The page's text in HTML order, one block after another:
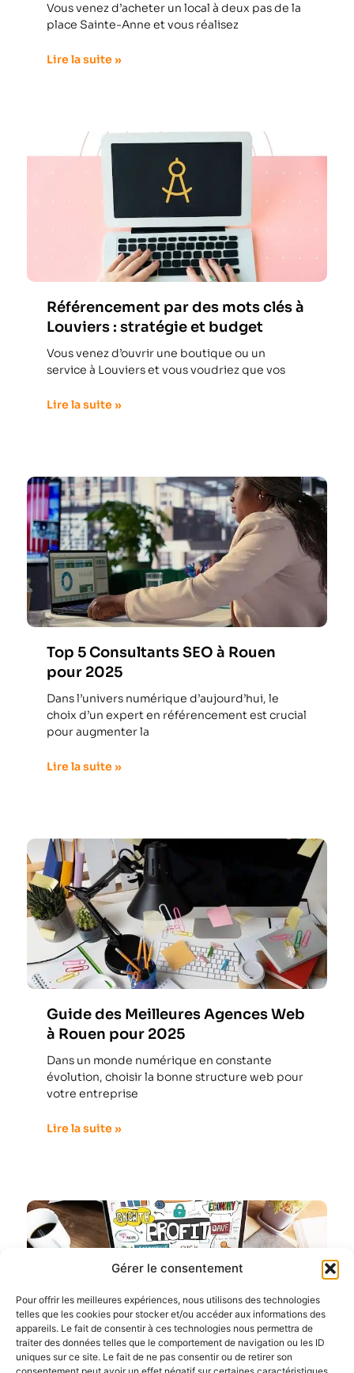
Gérer le consentement
Pour offrir les meilleures expériences, nous utilisons des technologies
telles que les cookies pour stocker et/ou accéder aux informations des
appareils. Le fait de consentir à ces technologies nous permettra de
traiter des données telles que le comportement de navigation ou les ID
uniques sur ce site. Le fait de ne pas consentir ou de retirer son
Vous venez d’acheter un local à deux pas de la
place Sainte-Anne et vous réalisez
Lire la suite »
Référencement par des mots clés à
Louviers : stratégie et budget
Vous venez d’ouvrir une boutique ou un
service à Louviers et vous voudriez que vos
Lire la suite »
Top 5 Consultants SEO à Rouen
pour 2025
Dans l’univers numérique d’aujourd’hui, le
choix d’un expert en référencement est crucial
pour augmenter la
Lire la suite »
Guide des Meilleures Agences Web
à Rouen pour 2025
Dans un monde numérique en constante
évolution, choisir la bonne structure web pour
votre entreprise
Lire la suite »